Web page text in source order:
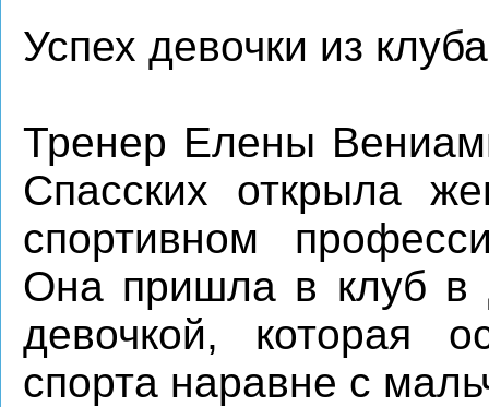
Успех девочки из
Тренер Елены
Спасских открыла
спортивном
Она пришла в клуб в
девочкой, которая
спорта наравне с